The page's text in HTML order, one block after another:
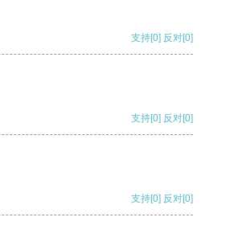
支持[0] 反对[0]
支持[0] 反对[0]
支持[0] 反对[0]